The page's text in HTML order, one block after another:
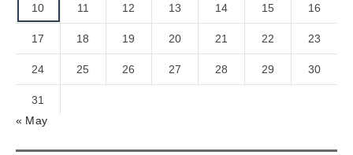
10 11 12 13 14 15 16
17 18 19 20 21 22 23
24 25 26 27 28 29 30
31
« May